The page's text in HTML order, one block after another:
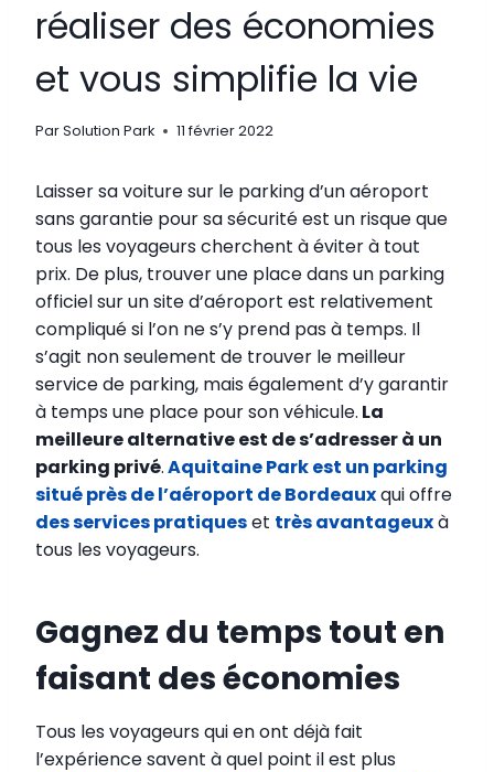
réaliser des économies
et vous simplifie la vie
ParSolution Park 11 février 2022
Laisser sa voiture sur le parking d’un aéroport
sans garantie pour sa sécurité est un risque que
tous les voyageurs cherchent à éviter à tout
prix. De plus, trouver une place dans un parking
officiel sur un site d’aéroport est relativement
compliqué si l’on ne s’y prend pas à temps. Il
s’agit non seulement de trouver le meilleur
service de parking, mais également d’y garantir
à temps une place pour son véhicule. La
meilleure alternative est de s’adresser à un
parking privé.Aquitaine Park est un parking
situé près de l’aéroport de Bordeauxqui offre
des services pratiqueset très avantageuxà
tous les voyageurs.
Gagnez du temps tout en
faisant des économies
Tous les voyageurs qui en ont déjà fait
l’expérience savent à quel point il est plus